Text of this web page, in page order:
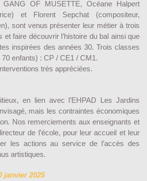
OF MUSETTE, Océane Halpert
et Florent Sepchat (compositeur,
sont venus présenter leur métier à trois
et faire découvrir l’histoire du bal ainsi que
inspirées des années 30. Trois classes
enfants) : CP / CE1 / CM1.
très appréciées.
en lien avec l’EHPAD Les Jardins
mais les contraintes économiques
Nos remerciements aux enseignants et
de l’école, pour leur accueil et leur
les actions au service de l’accès des
artistiques.
janvier 2025